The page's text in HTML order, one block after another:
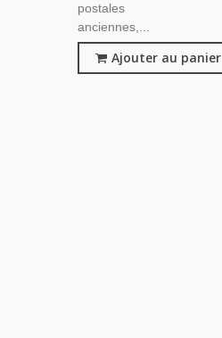
postales
anciennes,...
Ajouter au panier